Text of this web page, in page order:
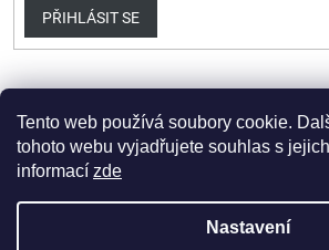
Tento web používá soubory cookie.
tohoto webu vyjadřujete souhlas s
informací zde
Nastavení
PŘIHLÁSIT SE